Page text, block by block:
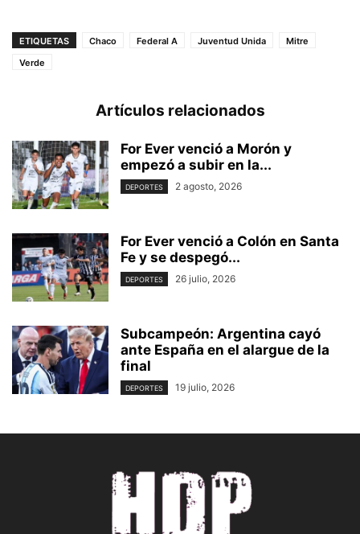
ETIQUETAS Chaco Federal A Juventud Unida
Mitre
Verde
Artículos relacionados
For Ever venció a Morón y
empezó a subir en la...
DEPORTES 2 agosto, 2026
For Ever venció a Colón en Santa
Fe y se despegó...
DEPORTES 26 julio, 2026
Subcampeón: Argentina cayó
ante España en el alargue de la
final
DEPORTES 19 julio, 2026